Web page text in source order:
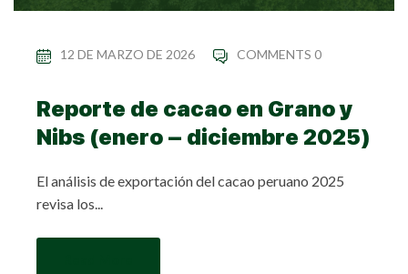
12 DE MARZO DE 2026 COMMENTS 0
Reporte de cacao en Grano y
Nibs (enero – diciembre 2025)
El análisis de exportación del cacao peruano 2025
revisa los...